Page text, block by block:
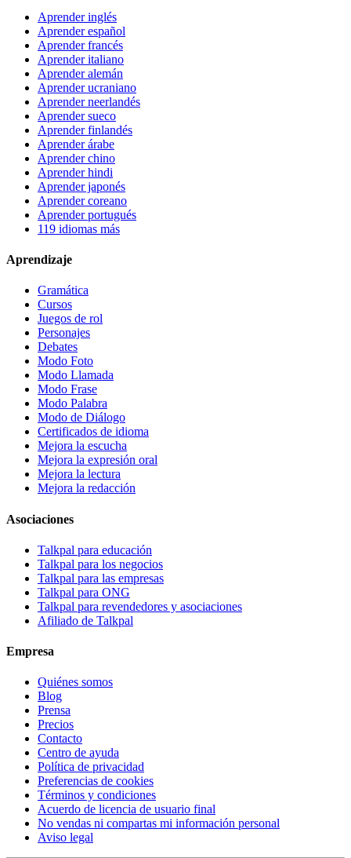
Aprender inglés
Aprender español
Aprender francés
Aprender italiano
Aprender alemán
Aprender ucraniano
Aprender neerlandés
Aprender sueco
Aprender finlandés
Aprender árabe
Aprender chino
Aprender hindi
Aprender japonés
Aprender coreano
Aprender portugués
119 idiomas más
Aprendizaje
Gramática
Cursos
Juegos de rol
Personajes
Debates
Modo Foto
Modo Llamada
Modo Frase
Modo Palabra
Modo de Diálogo
Certificados de idioma
Mejora la escucha
Mejora la expresión oral
Mejora la lectura
Mejora la redacción
Asociaciones
Talkpal para educación
Talkpal para los negocios
Talkpal para las empresas
Talkpal para ONG
Talkpal para revendedores y asociaciones
Afiliado de Talkpal
Empresa
Quiénes somos
Blog
Prensa
Precios
Contacto
Centro de ayuda
Política de privacidad
Preferencias de cookies
Términos y condiciones
Acuerdo de licencia de usuario final
No vendas ni compartas mi información personal
Aviso legal